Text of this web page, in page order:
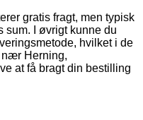
gratis fragt, men typisk
sum. I øvrigt kunne du
hvilket i de
Herning,
at få bragt din bestilling